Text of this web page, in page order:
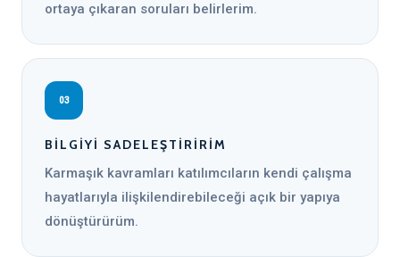
ortaya çıkaran soruları belirlerim.
03
BILGIYI SADELEŞTIRIRIM
Karmaşık kavramları katılımcıların kendi çalışma
hayatlarıyla ilişkilendirebileceği açık bir yapıya
dönüştürürüm.